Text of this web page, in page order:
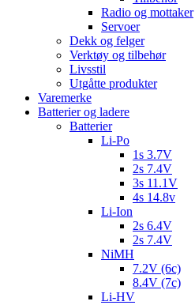
Radio og mottaker
Servoer
Dekk og felger
Verktøy og tilbehør
Livsstil
Utgåtte produkter
Varemerke
Batterier og ladere
Batterier
Li-Po
1s 3.7V
2s 7.4V
3s 11.1V
4s 14.8v
Li-Ion
2s 6.4V
2s 7.4V
NiMH
7.2V (6c)
8.4V (7c)
Li-HV